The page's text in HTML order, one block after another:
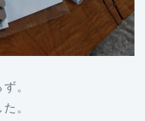
。
。